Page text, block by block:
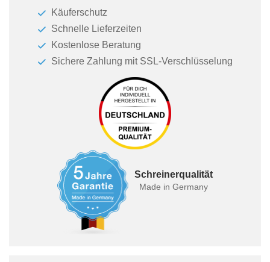
Käuferschutz
Schnelle Lieferzeiten
Kostenlose Beratung
Sichere Zahlung mit SSL-Verschlüsselung
Schreinerqualität
Made in Germany